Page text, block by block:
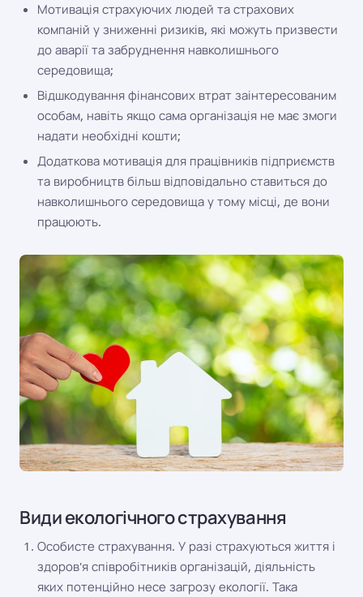
Мотивація страхуючих людей та страхових
компаній у зниженні ризиків, які можуть призвести
до аварії та забруднення навколишнього
середовища;
Відшкодування фінансових втрат заінтересованим
особам, навіть якщо сама організація не має змоги
надати необхідні кошти;
Додаткова мотивація для працівників підприємств
та виробництв більш відповідально ставиться до
навколишнього середовища у тому місці, де вони
працюють.
Види екологічного страхування
Особисте страхування. У разі страхуються життя і
здоров'я співробітників організацій, діяльність
яких потенційно несе загрозу екології. Така